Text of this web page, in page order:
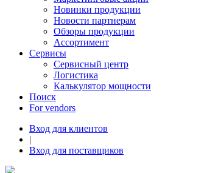
Новинки продукции
Новости партнерам
Обзоры продукции
Ассортимент
Сервисы
Сервисный центр
Логистика
Калькулятор мощности
Поиск
For vendors
Вход для клиентов
|
Вход для поставщиков